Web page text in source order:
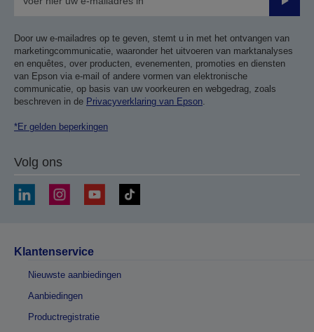
Door uw e-mailadres op te geven, stemt u in met het ontvangen van
marketingcommunicatie, waaronder het uitvoeren van marktanalyses
en enquêtes, over producten, evenementen, promoties en diensten
van Epson via e-mail of andere vormen van elektronische
communicatie, op basis van uw voorkeuren en webgedrag, zoals
beschreven in de Privacyverklaring van Epson.
*Er gelden beperkingen
Volg ons
Klantenservice
Nieuwste aanbiedingen
Aanbiedingen
Productregistratie